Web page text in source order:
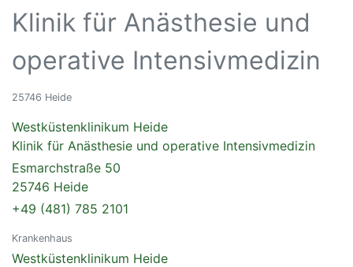
Klinik für Anästhesie und
operative Intensivmedizin
25746 Heide
Westküstenklinikum Heide
Klinik für Anästhesie und operative Intensivmedizin
Esmarchstraße 50
25746 Heide
+49 (481) 785 2101
Krankenhaus
Westküstenklinikum Heide